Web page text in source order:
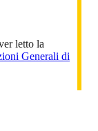
letto la
Generali di